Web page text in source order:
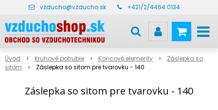
vzducho@vzducho.sk +421/2/4464 0134
Úvod Kruhové potrubie Koncové elementy
Záslepka so
sitom
Záslepka so sitom pre tvarovku - 140
Záslepka so sitom pre tvarovku - 140